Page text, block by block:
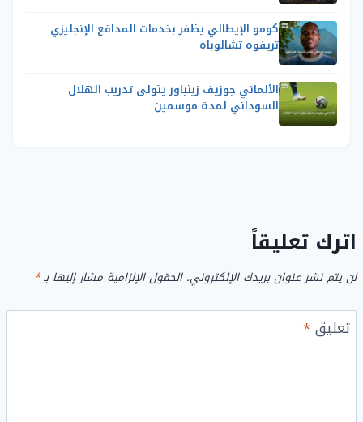
كومو الإيطالي يظفر بخدمات المدافع الإنجليزي
تريفوه تشالوباه
الألماني جوزيف زينباور يتولى تدريب الهلال
السوداني لمدة موسمين
اترك تعليقاً
لن يتم نشر عنوان بريدك الإلكتروني. الحقول الإلزامية مشار إليها بـ*
تعليق*